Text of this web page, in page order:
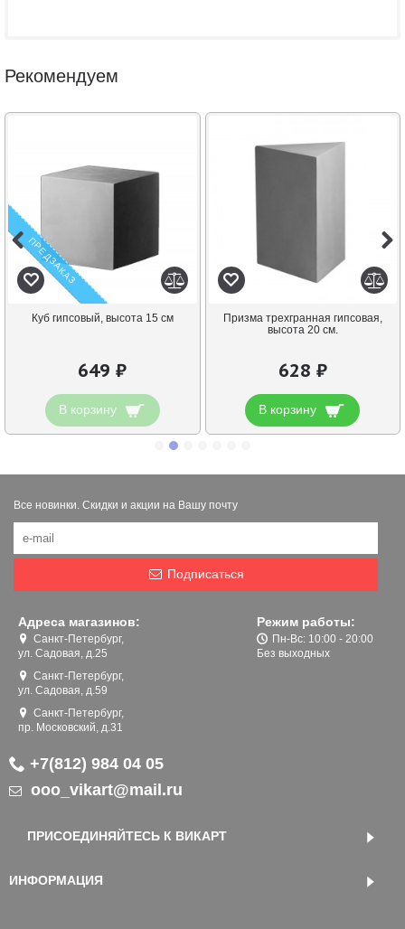
Рекомендуем
ПРЕДЗАКАЗ
Куб гипсовый, высота 15 см
649 ₽
В корзину
Призма трехгранная гипсовая,
высота 20 см.
628 ₽
В корзину
Все новинки. Скидки и акции на Вашу почту
Подписаться
Адреса магазинов:
Санкт-Петербург,
ул. Садовая, д.25
Санкт-Петербург,
ул. Садовая, д.59
Санкт-Петербург,
пр. Московский, д.31
Режим работы:
Пн-Вс: 10:00 - 20:00
Без выходных
+7(812) 984 04 05
ooo_vikart@mail.ru
ПРИСОЕДИНЯЙТЕСЬ К ВИКАРТ
ИНФОРМАЦИЯ